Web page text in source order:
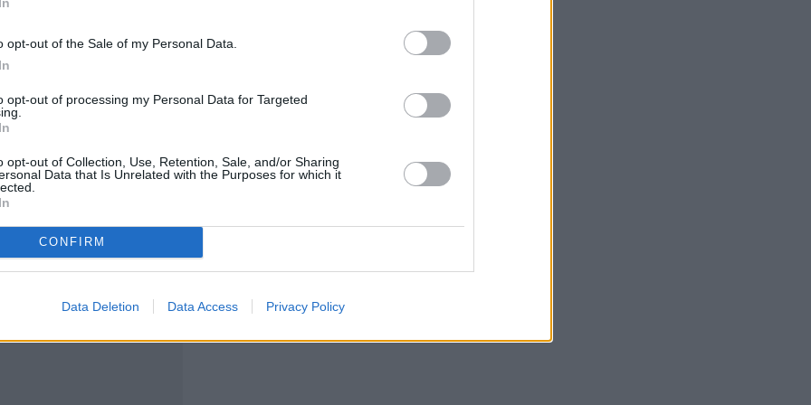
opt-out of the Sale of my Personal Data.
opt-out of processing my Personal Data for Targeted
opt-out of Collection, Use, Retention, Sale, and/or Sharing
Data that Is Unrelated with the Purposes for which it
CONFIRM
Data Deletion Data Access Privacy Policy
γαλλογερμανικού διδύμου ως κινητήριας δύναμης
της συνέντευξης Τύπου ότι θα συνομιλήσει
της πυρηνικής αποτροπής στην ευρωπαϊκή ήπειρο.